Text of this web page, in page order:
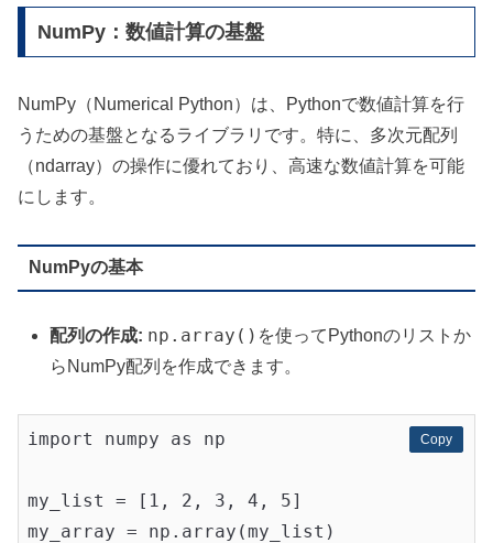
NumPy：数値計算の基盤
NumPy（Numerical Python）は、Pythonで数値計算を行
うための基盤となるライブラリです。特に、多次元配列
（ndarray）の操作に優れており、高速な数値計算を可能
にします。
NumPyの基本
配列の作成: np.array() を使ってPythonのリストか
らNumPy配列を作成できます。
Copy
Copy
import numpy as np
my_list = [1, 2, 3, 4, 5]
my_array = np.array(my_list)